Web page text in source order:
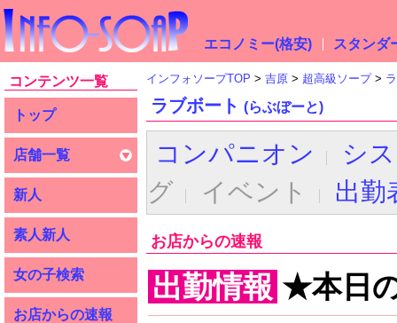
エコノミー(格安) スタンダ
コンテンツ一覧
トップ
店舗一覧
新人
素人新人
女の子検索
お店からの速報
インフォソープTOP 吉原 超高級ソープ
ラブボート (らぶぼーと)
コンパニオン
シ
グ
イベント 出勤
お店からの速報
出勤情報 ★本日